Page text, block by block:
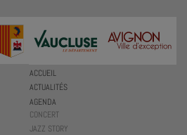
ACCUEIL
ACTUALITÉS
AGENDA
CONCERT
JAZZ STORY